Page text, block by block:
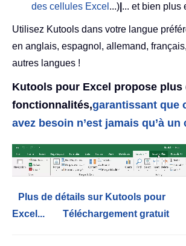
des cellules Excel ...) ... et bien plus
Utilisez Kutools dans votre langue
en anglais, espagnol, allemand,
autres langues !
Kutools pour Excel propose plus
fonctionnalités,garantissant que
avez besoin n’est jamais qu’à
Plus de détails sur Kutools pour
Excel...
Téléchargement gratuit